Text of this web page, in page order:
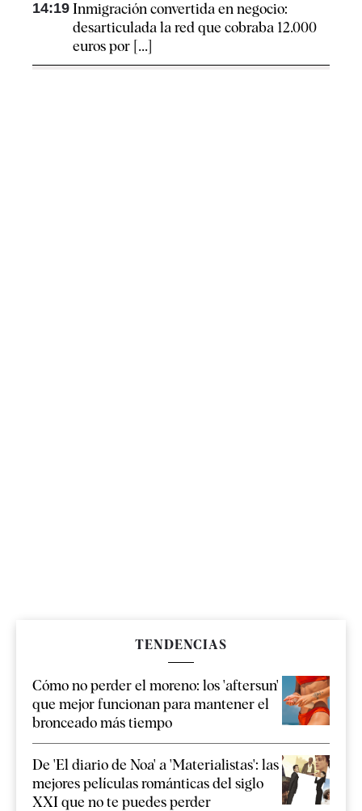
14:19 Inmigración convertida en negocio:
desarticulada la red que cobraba 12.000
euros por [...]
TENDENCIAS
Cómo no perder el moreno: los 'aftersun'
que mejor funcionan para mantener el
bronceado más tiempo
De 'El diario de Noa' a 'Materialistas': las
mejores películas románticas del siglo
XXI que no te puedes perder